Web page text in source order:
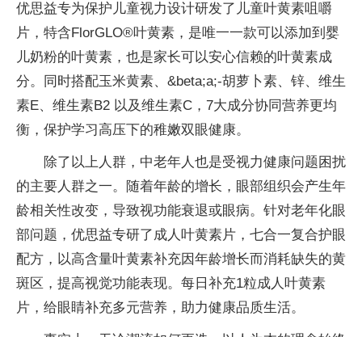
优思益专为保护儿童视力设计研发了儿童叶黄素咀嚼
片，特含FlorGLO®叶黄素，是唯一一款可以添加到婴
儿奶粉的叶黄素，也是家长可以安心信赖的叶黄素成
分。同时搭配玉米黄素、&beta;a;-胡萝卜素、锌、维生
素E、维生素B2 以及维生素C，7大成分协同营养更均
衡，保护学习高压下的稚嫩双眼健康。
除了以上人群，中老年人也是受视力健康问题困扰
的主要人群之一。随着年龄的增长，眼部组织会产生年
龄相关性改变，导致视功能衰退或眼病。针对老年化眼
部问题，优思益专研了成人叶黄素片，七合一复合护眼
配方，以高含量叶黄素补充因年龄增长而消耗缺失的黄
斑区，提高视觉功能表现。每日补充1粒成人叶黄素
片，给眼睛补充多元营养，助力健康品质生活。